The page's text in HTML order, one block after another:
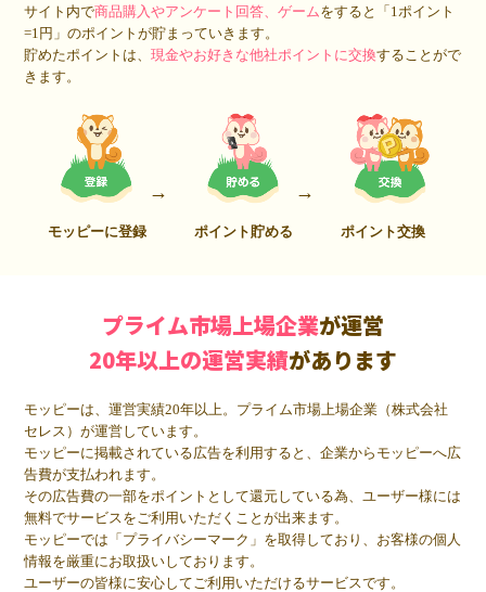
サイト内で商品購入やアンケート回答、ゲームをすると「1ポイント
=1円」のポイントが貯まっていきます。
貯めたポイントは、現金やお好きな他社ポイントに交換することがで
きます。
モッピーに登録 ポイント貯める ポイント交換
プライム市場上場企業が運営
20年以上の運営実績があります
モッピーは、運営実績20年以上。プライム市場上場企業（株式会社
セレス）が運営しています。
モッピーに掲載されている広告を利用すると、企業からモッピーへ広
告費が支払われます。
その広告費の一部をポイントとして還元している為、ユーザー様には
無料でサービスをご利用いただくことが出来ます。
モッピーでは「プライバシーマーク」を取得しており、お客様の個人
情報を厳重にお取扱いしております。
ユーザーの皆様に安心してご利用いただけるサービスです。